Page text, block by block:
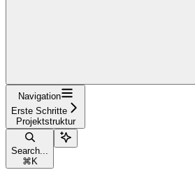
Navigation
Erste Schritte
Projektstruktur
Search...
⌘ K